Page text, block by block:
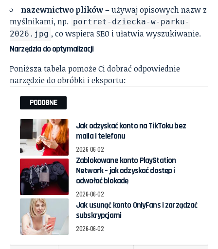
nazewnictwo plików– używaj opisowych nazw z
myślnikami, np. portret-dziecka-w-parku-
2026.jpg , co wspiera SEO i ułatwia wyszukiwanie.
Narzędzia do optymalizacji
Poniższa tabela pomoże Ci dobrać odpowiednie
narzędzie do obróbki i eksportu:
PODOBNE
Jak odzyskać konto na TikToku bez
maila i telefonu
2026-06-02
Zablokowane konto PlayStation
Network – jak odzyskać dostęp i
odwołać blokadę
2026-06-02
Jak usunąć konto OnlyFans i zarządzać
subskrypcjami
2026-06-02